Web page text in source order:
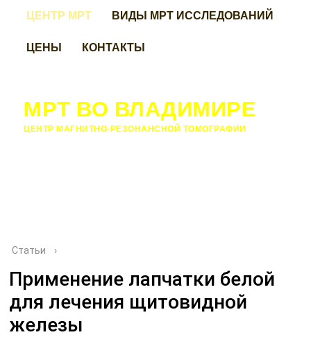
ЦЕНТР МРТ
ВИДЫ МРТ ИССЛЕДОВАНИЙ
ЦЕНЫ
КОНТАКТЫ
МРТ ВО ВЛАДИМИРЕ
ЦЕНТР МАГНИТНО-РЕЗОНАНСНОЙ ТОМОГРАФИИ
Статьи ›
Применение лапчатки белой
для лечения щитовидной
железы